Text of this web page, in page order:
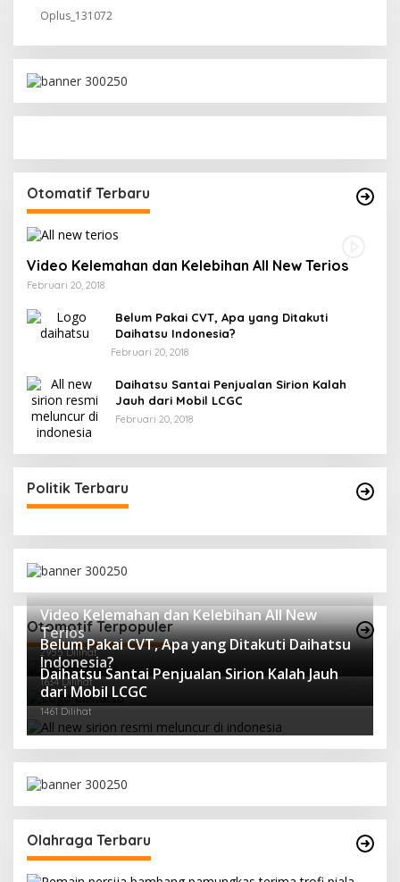
Oplus_131072
Otomatif Terbaru
Video Kelemahan dan Kelebihan All New Terios
Februari 20, 2018
Belum Pakai CVT, Apa yang Ditakuti
Daihatsu Indonesia?
Februari 20, 2018
Daihatsu Santai Penjualan Sirion Kalah
Jauh dari Mobil LCGC
Februari 20, 2018
Politik Terbaru
Otomotif Terpopuler
Video Kelemahan dan Kelebihan All New
Terios
2955 Dilihat
Belum Pakai CVT, Apa yang Ditakuti Daihatsu
Indonesia?
1634 Dilihat
Daihatsu Santai Penjualan Sirion Kalah Jauh
dari Mobil LCGC
1461 Dilihat
Olahraga Terbaru